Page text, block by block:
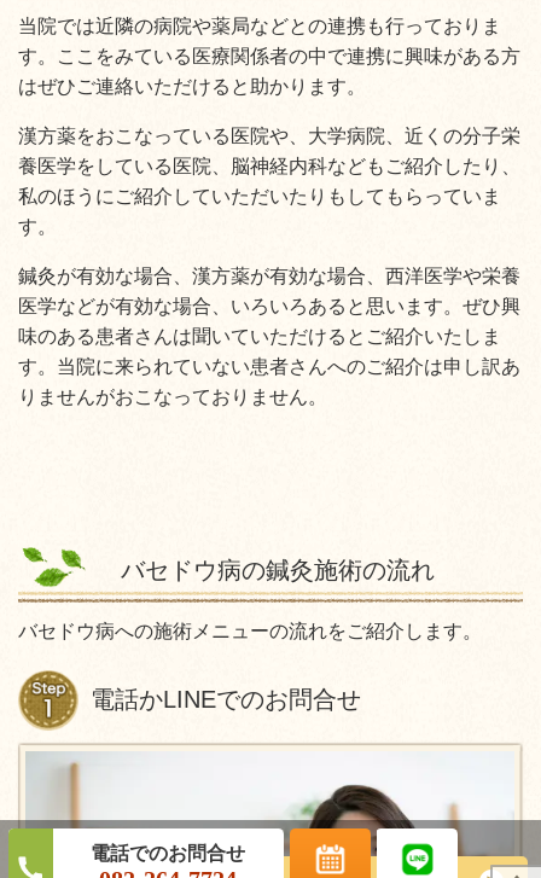
当院では近隣の病院や薬局などとの連携も行っておりま
す。ここをみている医療関係者の中で連携に興味がある方
はぜひご連絡いただけると助かります。
漢方薬をおこなっている医院や、大学病院、近くの分子栄
養医学をしている医院、脳神経内科などもご紹介したり、
私のほうにご紹介していただいたりもしてもらっていま
す。
鍼灸が有効な場合、漢方薬が有効な場合、西洋医学や栄養
医学などが有効な場合、いろいろあると思います。ぜひ興
味のある患者さんは聞いていただけるとご紹介いたしま
す。当院に来られていない患者さんへのご紹介は申し訳あ
りませんがおこなっておりません。
バセドウ病の鍼灸施術の流れ
バセドウ病への施術メニューの流れをご紹介します。
電話かLINEでのお問合せ